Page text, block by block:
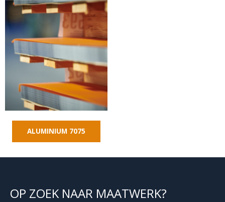
ALUMINIUM 7075
OP ZOEK NAAR MAATWERK?